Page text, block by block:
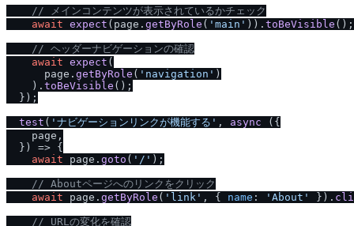
/ / メインコンテンツが表示されているかチェック
await expect (page. getByRole ( 'main' )). toBeVisible ();
/ / ヘッダーナビゲーションの確認
await expect (
      page.
getByRole ( 'navigation' )
    ).
toBeVisible ();
  });
test ( 'ナビゲーションリンクが機能する' , async ({
    page,
  }) => {
await page. goto ( ' / ' );
/ / Aboutページへのリンクをクリック
await page. getByRole ( 'link' , { name : 'About' }).
/ / URLの変化を確認